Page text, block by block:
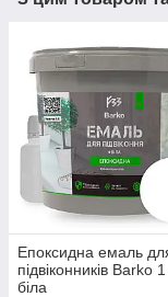
Епоксидна емаль
підвіконників Barko 1
біла